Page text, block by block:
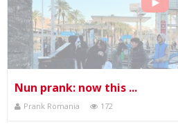
Nun prank: now this ...
Prank Romania 172